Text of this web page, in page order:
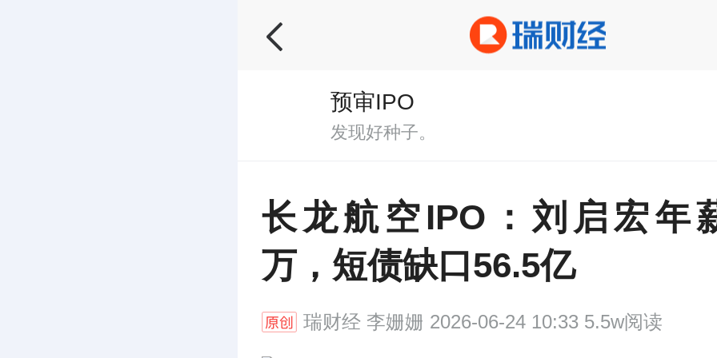
预审IPO
发现好种子。
长龙航空IPO：刘启宏年
万，短债缺口56.5亿
瑞财经 李姗姗 2026-06-24 10:33 5.5w阅读